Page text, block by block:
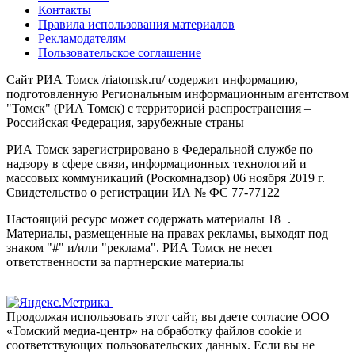
Контакты
Правила использования материалов
Рекламодателям
Пользовательское соглашение
Сайт РИА Томск /riatomsk.ru/ содержит информацию,
подготовленную Региональным информационным агентством
"Томск" (РИА Томск) с территорией распространения –
Российская Федерация, зарубежные страны
РИА Томск зарегистрировано в Федеральной службе по
надзору в сфере связи, информационных технологий и
массовых коммуникаций (Роскомнадзор) 06 ноября 2019 г.
Свидетельство о регистрации ИА № ФС 77-77122
Настоящий ресурс может содержать материалы 18+.
Материалы, размещенные на правах рекламы, выходят под
знаком "#" и/или "реклама". РИА Томск не несет
ответственности за партнерские материалы
Продолжая использовать этот сайт, вы даете согласие ООО
«Томский медиа-центр» на обработку файлов cookie и
соответствующих пользовательских данных. Если вы не